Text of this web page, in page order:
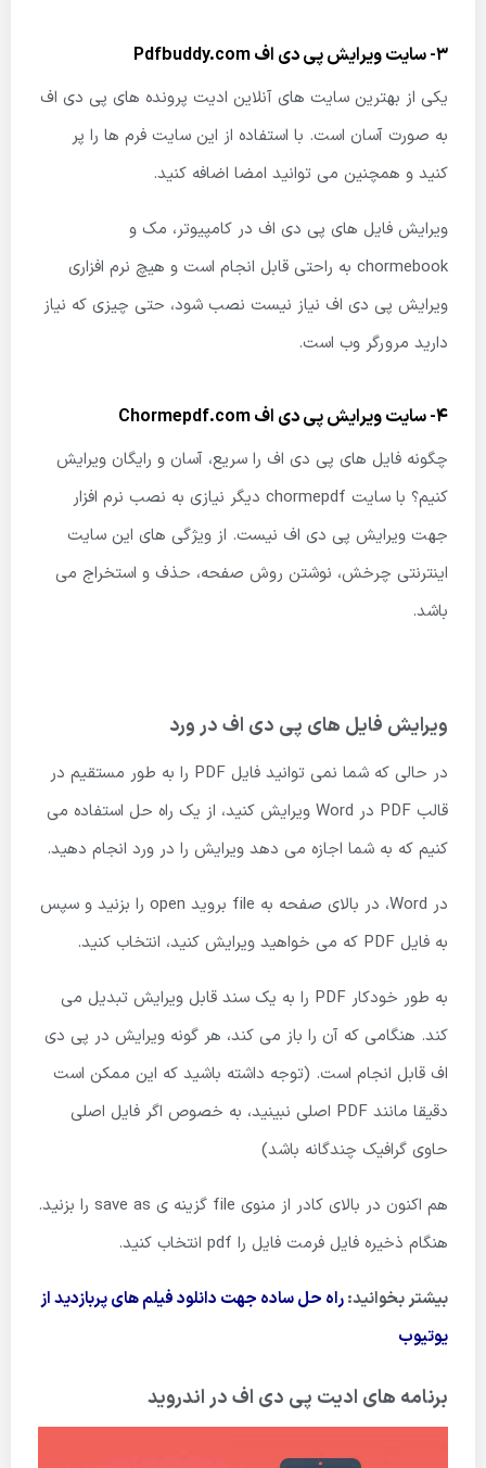
3- سایت ویرایش پی دی اف Pdfbuddy.com
یکی از بهترین سایت های آنلاین ادیت پرونده های پی دی اف
به صورت آسان است. با استفاده از این سایت فرم ها را پر
کنید و همچنین می توانید امضا اضافه کنید.
ویرایش فایل های پی دی اف در کامپیوتر، مک و
chormebook به راحتی قابل انجام است و هیچ نرم افزاری
ویرایش پی دی اف نیاز نیست نصب شود، حتی چیزی که نیاز
دارید مرورگر وب است.
4- سایت ویرایش پی دی اف Chormepdf.com
چگونه فایل های پی دی اف را سریع، آسان و رایگان ویرایش
کنیم؟ با سایت chormepdf دیگر نیازی به نصب نرم افزار
جهت ویرایش پی دی اف نیست. از ویژگی های این سایت
اینترنتی چرخش، نوشتن روش صفحه، حذف و استخراج می
باشد.
ویرایش فایل های پی دی اف در ورد
در حالی که شما نمی توانید فایل PDF را به طور مستقیم در
قالب PDF در Word ویرایش کنید، از یک راه حل استفاده می
کنیم که به شما اجازه می دهد ویرایش را در ورد انجام دهید.
در Word، در بالای صفحه به file بروید open را بزنید و سپس
به فایل PDF که می خواهید ویرایش کنید، انتخاب کنید.
به طور خودکار PDF را به یک سند قابل ویرایش تبدیل می
کند. هنگامی که آن را باز می کند، هر گونه ویرایش در پی دی
اف قابل انجام است. (توجه داشته باشید که این ممکن است
دقیقا مانند PDF اصلی نبینید، به خصوص اگر فایل اصلی
حاوی گرافیک چندگانه باشد)
هم اکنون در بالای کادر از منوی file گزینه ی save as را بزنید.
هنگام ذخیره فایل فرمت فایل را pdf انتخاب کنید.
بیشتر بخوانید:راه حل ساده جهت دانلود فیلم های پربازدید از
یوتیوب
برنامه های ادیت پی دی اف در اندروید